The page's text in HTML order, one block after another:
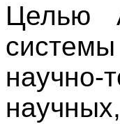
Целью